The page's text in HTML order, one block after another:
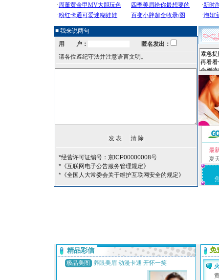
■ 我来说两句
用 户：
匿名发出：
请各位遵纪守法并注意语言文明。
*经营许可证编号：京ICP00000008号
*《互联网电子公告服务管理规定》
*《全国人大常委会关于维护互联网安全的规定》
最
夏